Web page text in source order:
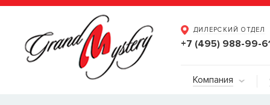
ДИЛЕРСКИЙ ОТДЕЛ
+7 (495) 988-99-
Компания